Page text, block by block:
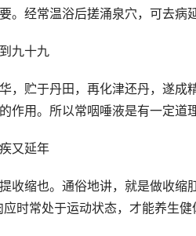
。经常温浴后搓涌泉穴，可去病延
九十九
，贮于丹田，再化津还丹，遂
作用。所以常咽唾液是有一定道理
又延年
收缩也。通俗地讲，就是做收缩
时常处于运动状态，才能养生健